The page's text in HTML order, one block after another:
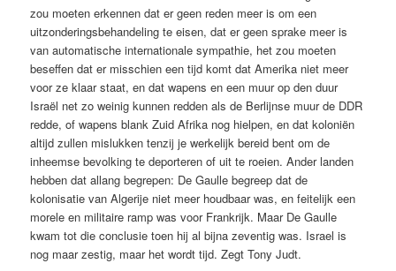
zou moeten erkennen dat er geen reden meer is om een
uitzonderingsbehandeling te eisen, dat er geen sprake meer is
van automatische internationale sympathie, het zou moeten
beseffen dat er misschien een tijd komt dat Amerika niet meer
voor ze klaar staat, en dat wapens en een muur op den duur
Israël net zo weinig kunnen redden als de Berlijnse muur de DDR
redde, of wapens blank Zuid Afrika nog hielpen, en dat koloniën
altijd zullen mislukken tenzij je werkelijk bereid bent om de
inheemse bevolking te deporteren of uit te roeien. Ander landen
hebben dat allang begrepen: De Gaulle begreep dat de
kolonisatie van Algerije niet meer houdbaar was, en feitelijk een
morele en militaire ramp was voor Frankrijk. Maar De Gaulle
kwam tot die conclusie toen hij al bijna zeventig was. Israel is
nog maar zestig, maar het wordt tijd. Zegt Tony Judt.